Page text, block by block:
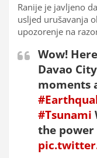
Ranije je javljeno
usljed urušavanja
upozorenje na
Wow!
Davao
moments
#Tsunami
the